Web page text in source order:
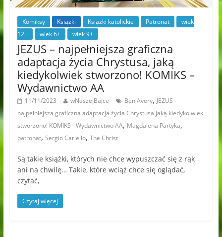
Komiksy Książki Książki katolickie Patronat
wiek
12+
wiek 6+ wiek 9+
JEZUS – najpełniejsza graficzna
adaptacja życia Chrystusa, jaką
kiedykolwiek stworzono! KOMIKS –
Wydawnictwo AA
11/11/2023 wNaszejBajce Ben Avery, JEZUS -
najpełniejsza graficzna adaptacja życia Chrystusa jaką kiedykolwiek
stworzono! KOMIKS - Wydawnictwo AA, Magdalena Partyka,
patronat, Sergio Cariello, The Christ
Są takie książki, których nie chce wypuszczać się z rąk
ani na chwilę… Takie, które wciąż chce się oglądać,
czytać,
Czytaj więcej